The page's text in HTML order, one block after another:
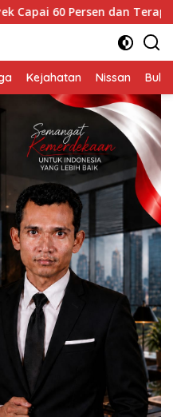
dan Terapkan Standar K3
Kejahatan Nissan